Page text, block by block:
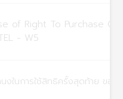
of Right To Purchase
- W5
งในการใช้สิทธิครั้งสุดท้าย ข